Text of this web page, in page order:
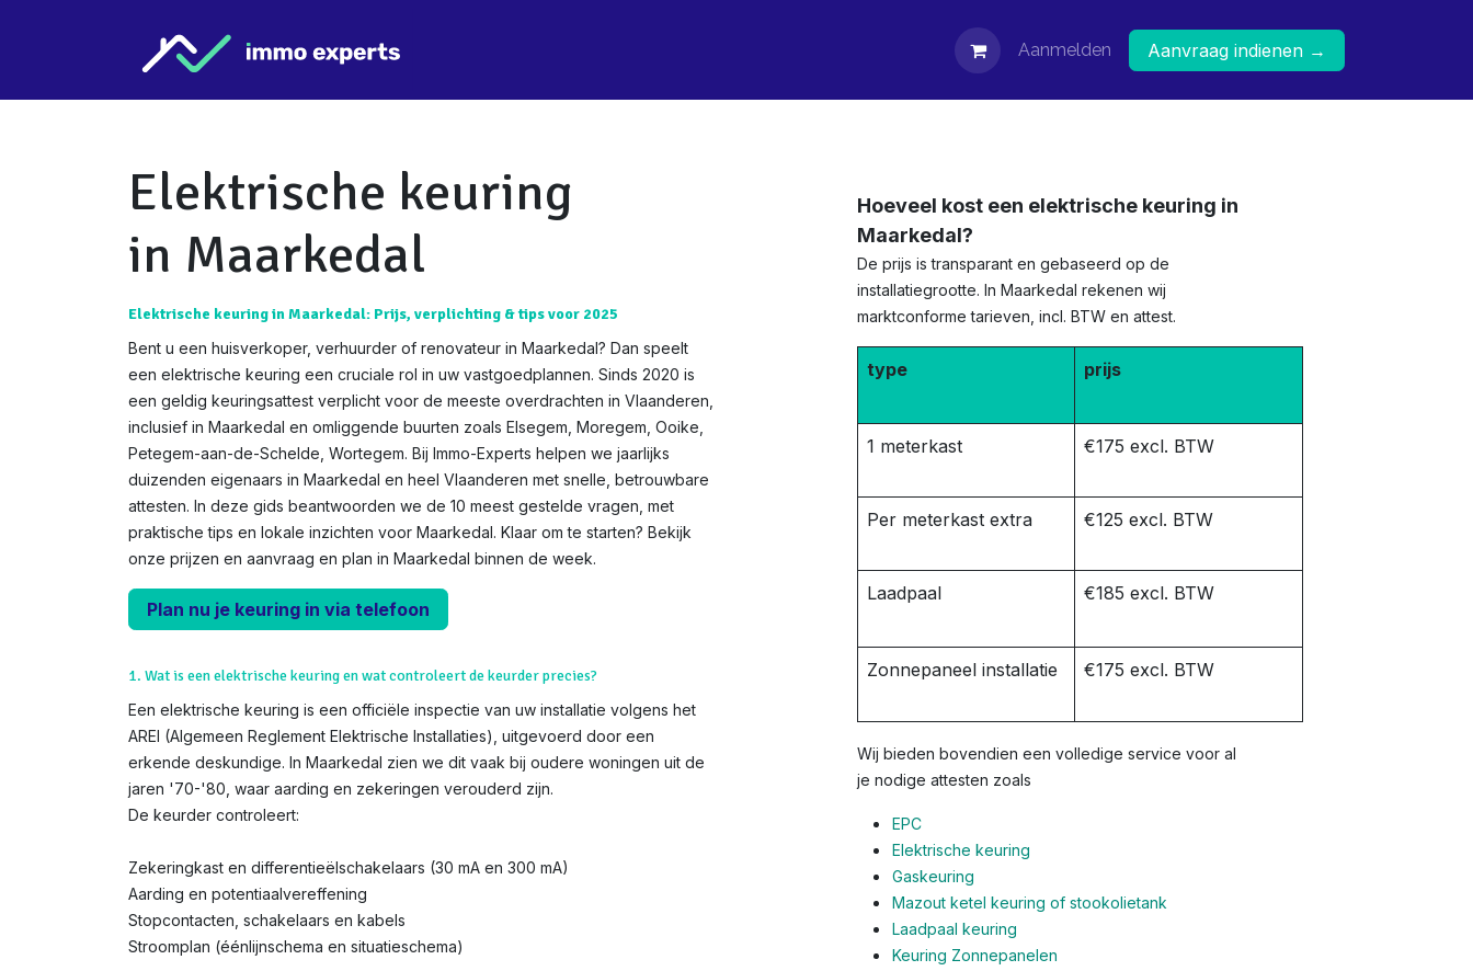
Contact Aanmelden Aanvraag indienen →
Elektrische keuring
in Maarkedal
Elektrische keuring in Maarkedal: Prijs, verplichting & tips voor 2025
Bent u een huisverkoper, verhuurder of renovateur in Maarkedal? Dan speelt
een elektrische keuring een cruciale rol in uw vastgoedplannen. Sinds 2020 is
een geldig keuringsattest verplicht voor de meeste overdrachten in Vlaanderen,
inclusief in Maarkedal en omliggende buurten zoals Elsegem, Moregem, Ooike,
Petegem-aan-de-Schelde, Wortegem. Bij Immo-Experts helpen we jaarlijks
duizenden eigenaars in Maarkedal en heel Vlaanderen met snelle, betrouwbare
attesten. In deze gids beantwoorden we de 10 meest gestelde vragen, met
praktische tips en lokale inzichten voor Maarkedal. Klaar om te starten? Bekijk
onze prijzen en aanvraag en plan in Maarkedal binnen de week.
Plan nu je keuring in via telefoon
1. Wat is een elektrische keuring en wat controleert de keurder precies?
Een elektrische keuring is een officiële inspectie van uw installatie volgens het
AREI (Algemeen Reglement Elektrische Installaties), uitgevoerd door een
erkende deskundige. In Maarkedal zien we dit vaak bij oudere woningen uit de
jaren '70-'80, waar aarding en zekeringen verouderd zijn.
De keurder controleert:
Zekeringkast en differentieëlschakelaars (30 mA en 300 mA)
Aarding en potentiaalvereffening
Stopcontacten, schakelaars en kabels
Stroomplan (éénlijnschema en situatieschema)
Hoeveel kost een elektrische keuring in
Maarkedal?
De prijs is transparant en gebaseerd op de
installatiegrootte. In Maarkedal rekenen wij
marktconforme tarieven, incl. BTW en attest.
type prijs
1 meterkast €175 excl. BTW
Per meterkast extra €125 excl. BTW
Laadpaal €185 excl. BTW
Zonnepaneel installatie €175 excl. BTW
Wij bieden bovendien een volledige service voor al
je nodige attesten zoals
EPC
Elektrische keuring
Gaskeuring
Mazout ketel keuring of stookolietank
Laadpaal keuring
Keuring Zonnepanelen